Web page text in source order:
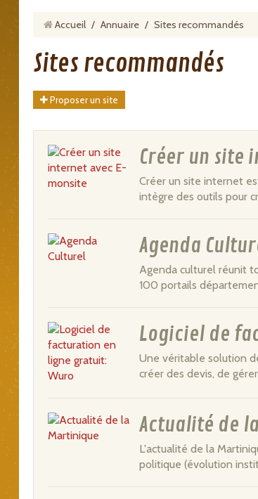
Accueil / Annuaire / Sites recommandés
Sites recommandés
Proposer un site
Créer un site
Créer un site internet
intègre des outils pour
Agenda
Agenda culturel réunit
100 portails
Logiciel de
Une véritable solution
créer des devis, de
Actualité de
L'actualité de la
politique (évolution